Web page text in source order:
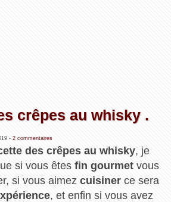
crêpes au whisky .
- 2 commentaires
des crêpes au whisky, je
si vous êtesfin gourmet vous
si vous aimezcuisiner ce sera
, et enfin si vous avez